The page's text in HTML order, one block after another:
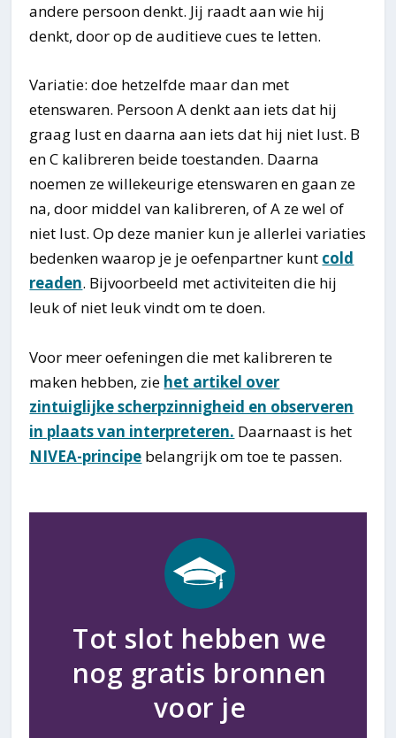
andere persoon denkt. Jij raadt aan wie hij
denkt, door op de auditieve cues te letten.
Variatie: doe hetzelfde maar dan met
etenswaren. Persoon A denkt aan iets dat hij
graag lust en daarna aan iets dat hij niet lust. B
en C kalibreren beide toestanden. Daarna
noemen ze willekeurige etenswaren en gaan ze
na, door middel van kalibreren, of A ze wel of
niet lust. Op deze manier kun je allerlei variaties
bedenken waarop je je oefenpartner kunt cold
readen. Bijvoorbeeld met activiteiten die hij
leuk of niet leuk vindt om te doen.
Voor meer oefeningen die met kalibreren te
maken hebben, zie het artikel over
zintuiglijke scherpzinnigheid en observeren
in plaats van interpreteren. Daarnaast is het
NIVEA-principe belangrijk om toe te passen.
Tot slot hebben we
nog gratis bronnen
voor je